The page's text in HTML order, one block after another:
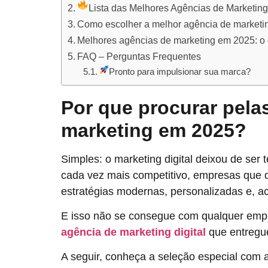
Lista das Melhores Agências de
Como escolher a melhor agência de
Melhores agências de marketing em 2025:
FAQ – Perguntas Frequentes
Pronto para impulsionar sua marca?
Por que procurar
marketing em 2025?
Simples: o marketing digital deixou de ser
cada vez mais competitivo, empresas
estratégias modernas, personalizadas e,
E isso não se consegue com qualquer
agência de marketing digital que
A seguir, conheça a seleção especial com